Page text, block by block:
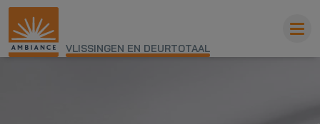
VLISSINGEN EN DEURTOTAAL